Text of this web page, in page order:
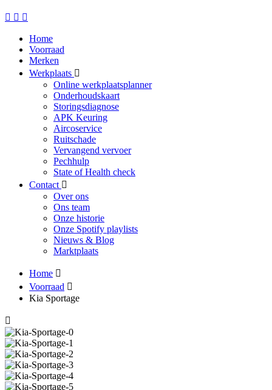
Home
Voorraad
Merken
Werkplaats
Online werkplaatsplanner
Onderhoudskaart
Storingsdiagnose
APK Keuring
Aircoservice
Ruitschade
Vervangend vervoer
Pechhulp
State of Health check
Contact
Over ons
Ons team
Onze historie
Onze Spotify playlists
Nieuws & Blog
Marktplaats
Home
Voorraad
Kia Sportage